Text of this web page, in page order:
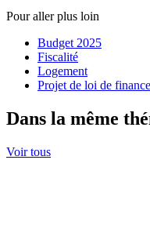
Pour aller plus loin
Budget 2025
Fiscalité
Logement
Projet de loi de
Dans la même
Voir tous